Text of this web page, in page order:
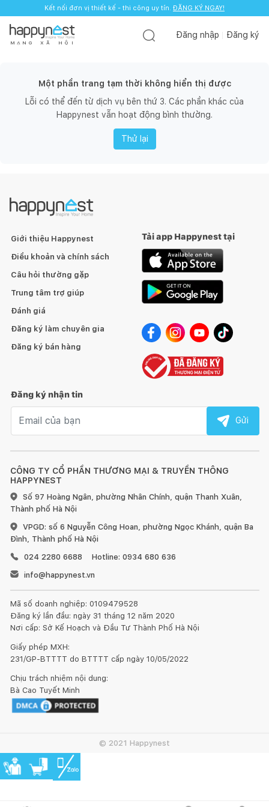
Kết nối đơn vị thiết kế - thi công uy tín. ĐĂNG KÝ NGAY!
M Ạ N G X Ã H Ộ I
Đăng nhập Đăng ký
Một phần trang tạm thời không hiển thị được
Lỗi có thể đến từ dịch vụ bên thứ 3. Các phần khác của
Happynest vẫn hoạt động bình thường.
Thử lại
CÔNG TY CỔ PHẦN THƯƠNG MẠI & TRUYỀN THÔNG
HAPPYNEST
Số 97 Hoàng Ngân, phường Nhân Chính, quận Thanh Xuân,
Thành phố Hà Nội
VPGD: số 6 Nguyễn Công Hoan, phường Ngọc Khánh, quận Ba
Đình, Thành phố Hà Nội
024 2280 6688
Hotline: 0934 680 636
info@happynest.vn
Mã số doanh nghiệp: 0109479528
Đăng ký lần đầu: ngày 31 tháng 12 năm 2020
Nơi cấp: Sở Kế Hoạch và Đầu Tư Thành Phố Hà Nội
Giấy phép MXH:
231/GP-BTTTT do BTTTT cấp ngày 10/05/2022
Chịu trách nhiệm nội dung:
Bà Cao Tuyết Minh
Giới thiệu Happynest
Điều khoản và chính sách
Câu hỏi thường gặp
Trung tâm trợ giúp
Đánh giá
Đăng ký làm chuyên gia
Đăng ký bán hàng
Tải app Happynest tại
Đăng ký nhận tin
Gửi
© 2021 Happynest